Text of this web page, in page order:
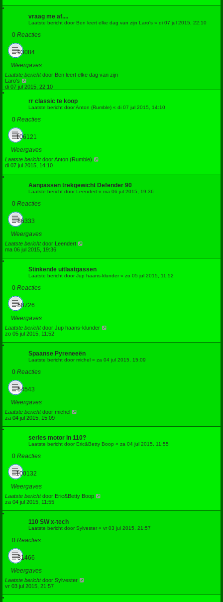
vraag me af....
Laatste bericht doorBen leert elke dag van zijn Laro's « di 07 jul 2015, 22:10
0 Reacties
93084
Weergaves
Laatste berichtdoor Ben leert elke dag van zijn
Laro's
di 07 jul 2015, 22:10
rr classic te koop
Laatste bericht doorAnton (Rumble) « di 07 jul 2015, 14:10
0 Reacties
106121
Weergaves
Laatste berichtdoorAnton (Rumble)
di 07 jul 2015, 14:10
Aanpassen trekgewicht Defender 90
Laatste bericht doorLeendert « ma 06 jul 2015, 19:36
0 Reacties
86333
Weergaves
Laatste berichtdoor Leendert
ma 06 jul 2015, 19:36
Stinkende uitlaatgassen
Laatste bericht doorJup haans-klunder« zo 05 jul 2015, 11:52
0 Reacties
58726
Weergaves
Laatste berichtdoor Jup haans-klunder
zo 05 jul 2015, 11:52
Spaanse Pyreneeën
Laatste bericht doormichel « za 04 jul 2015, 15:09
0 Reacties
54543
Weergaves
Laatste berichtdoor michel
za 04 jul 2015, 15:09
series motor in 110?
Laatste bericht doorEric&Betty Boop « za 04 jul 2015, 11:55
0 Reacties
100132
Weergaves
Laatste berichtdoor Eric&Betty Boop
za 04 jul 2015, 11:55
110 SW x-tech
Laatste bericht doorSylvester« vr 03 jul 2015, 21:57
0 Reacties
31466
Weergaves
Laatste berichtdoor Sylvester
vr 03 jul 2015, 21:57